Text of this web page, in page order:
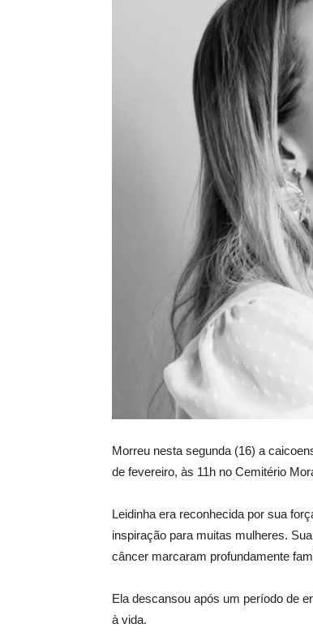
Morreu nesta segunda (16) a
de fevereiro, às 11h no Cemitério
Leidinha era reconhecida por sua
inspiração para muitas mulheres.
câncer marcaram profundamente
Ela descansou após um período de
à vida.